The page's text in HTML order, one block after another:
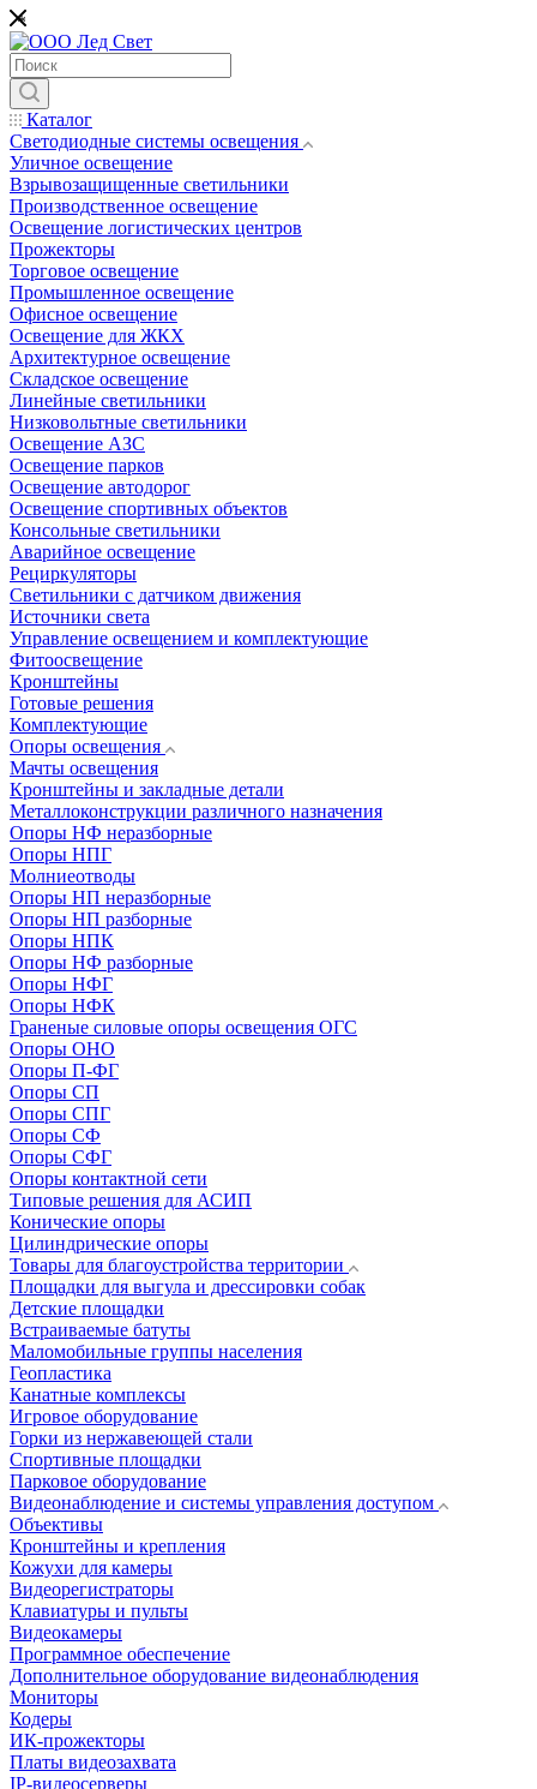
Каталог
Светодиодные системы освещения
Уличное освещение
Взрывозащищенные светильники
Производственное освещение
Освещение логистических центров
Прожекторы
Торговое освещение
Промышленное освещение
Офисное освещение
Освещение для ЖКХ
Архитектурное освещение
Складское освещение
Линейные светильники
Низковольтные светильники
Освещение АЗС
Освещение парков
Освещение автодорог
Освещение спортивных объектов
Консольные светильники
Аварийное освещение
Рециркуляторы
Светильники с датчиком движения
Источники света
Управление освещением и комплектующие
Фитоосвещение
Кронштейны
Готовые решения
Комплектующие
Опоры освещения
Мачты освещения
Кронштейны и закладные детали
Металлоконструкции различного назначения
Опоры НФ неразборные
Опоры НПГ
Молниеотводы
Опоры НП неразборные
Опоры НП разборные
Опоры НПК
Опоры НФ разборные
Опоры НФГ
Опоры НФК
Граненые силовые опоры освещения ОГС
Опоры ОНО
Опоры П-ФГ
Опоры СП
Опоры СПГ
Опоры СФ
Опоры СФГ
Опоры контактной сети
Типовые решения для АСИП
Конические опоры
Цилиндрические опоры
Товары для благоустройства территории
Площадки для выгула и дрессировки собак
Детские площадки
Встраиваемые батуты
Маломобильные группы населения
Геопластика
Канатные комплексы
Игровое оборудование
Горки из нержавеющей стали
Спортивные площадки
Парковое оборудование
Видеонаблюдение и системы управления доступом
Объективы
Кронштейны и крепления
Кожухи для камеры
Видеорегистраторы
Клавиатуры и пульты
Видеокамеры
Программное обеспечение
Дополнительное оборудование видеонаблюдения
Мониторы
Кодеры
ИК-прожекторы
Платы видеозахвата
IP-видеосерверы
*